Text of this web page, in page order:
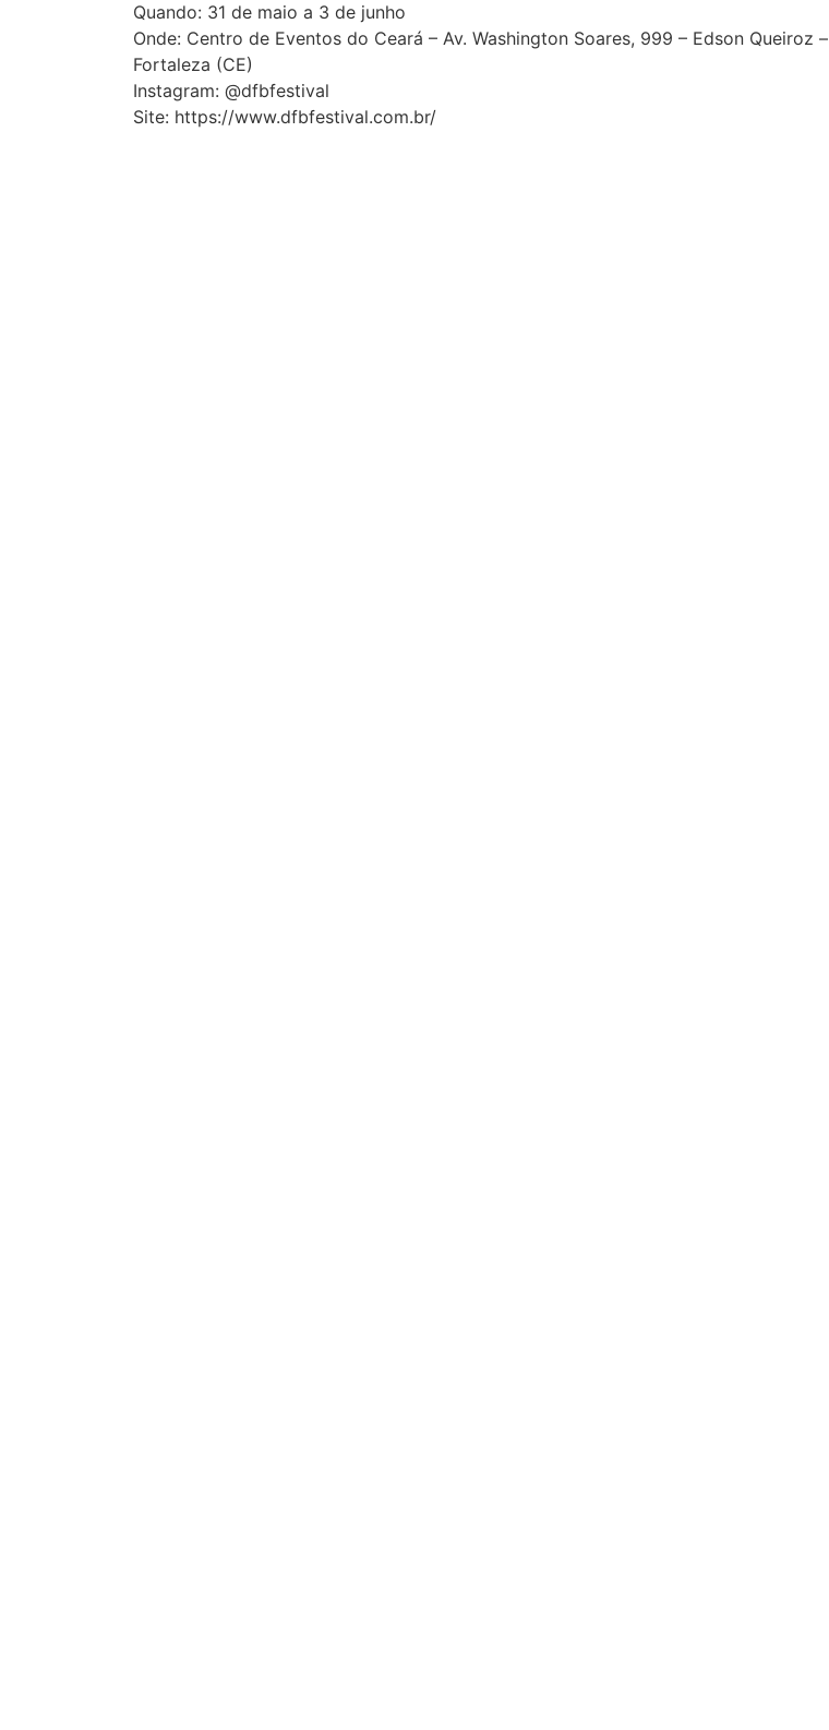
Quando: 31 de maio a 3 de junho
Onde: Centro de Eventos do Ceará – Av. Washington Soares, 999 – Edson Queiroz –
Fortaleza (CE)
Instagram: @dfbfestival
Site: https://www.dfbfestival.com.br/